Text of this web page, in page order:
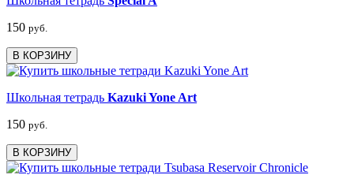
150 руб.
В КОРЗИНУ
Школьная тетрадь Kazuki Yone Art
150 руб.
В КОРЗИНУ